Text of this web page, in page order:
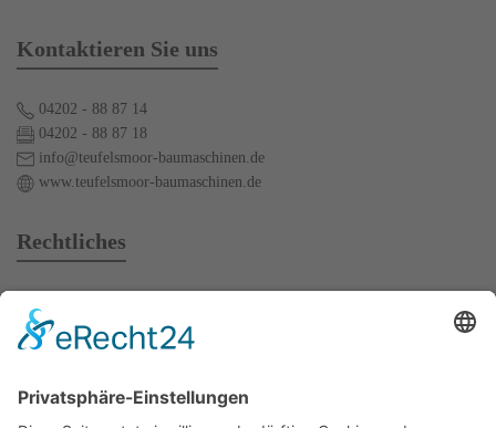
Kontaktieren Sie uns
04202 - 88 87 14
04202 - 88 87 18
info@teufelsmoor-baumaschinen.de
www.teufelsmoor-baumaschinen.de
Rechtliches
Mietbedingungen
Impressum
Kontakt